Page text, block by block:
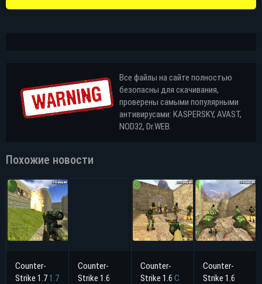
Все файлы на сайте полностью
безопасны для скачивания,
проверены самыми популярными
антивирусами: KASPERSKY, AVAST,
NOD32, Dr.WEB.
Похожие новости
Counter-
Strike 1.71.7
Counter-
Strike 1.6
Counter-
Strike 1.6 С
Counter-
Strike 1.6